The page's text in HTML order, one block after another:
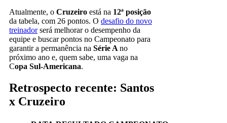
Atualmente, o Cruzeiro está na 12ª posição
da tabela, com 26 pontos. O desafio do novo
treinadorserá melhorar o desempenho da
equipe e buscar pontos no Campeonato para
garantir a permanência na Série Ano
próximo ano e, quem sabe, uma vaga na
Copa Sul-Americana.
Retrospecto recente: Santos
x Cruzeiro